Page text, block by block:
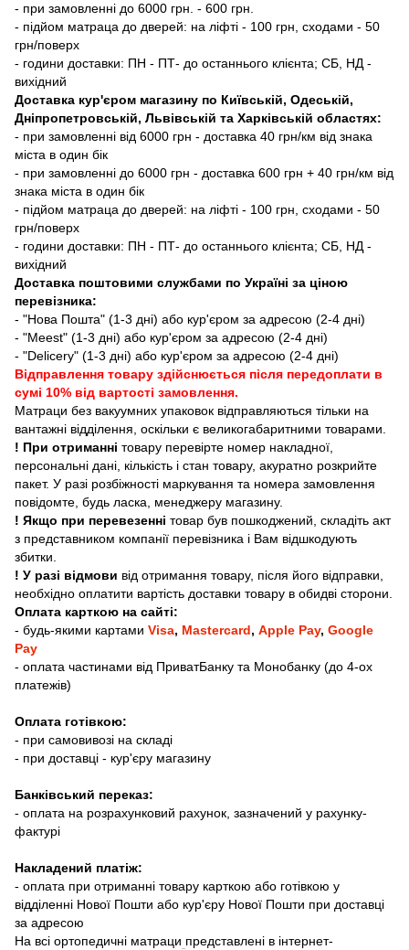
- при замовленні до 6000 грн. - 600 грн.
- підйом матраца до дверей: на ліфті - 100 грн, сходами - 50
грн/поверх
- години доставки: ПН - ПТ- до останнього клієнта; СБ, НД -
вихідний
Доставка кур'єром магазину по Київській, Одеській,
Дніпропетровській, Львівській та Харківській областях:
- при замовленні від 6000 грн - доставка 40 грн/км від знака
міста в один бік
- при замовленні до 6000 грн - доставка 600 грн + 40 грн/км від
знака міста в один бік
- підйом матраца до дверей: на ліфті - 100 грн, сходами - 50
грн/поверх
- години доставки: ПН - ПТ- до останнього клієнта; СБ, НД -
вихідний
Доставка поштовими службами по Україні за ціною
перевізника:
- "Нова Пошта" (1-3 дні) або кур'єром за адресою (2-4 дні)
- "Meest" (1-3 дні) або кур'єром за адресою (2-4 дні)
- "Delicery" (1-3 дні) або кур'єром за адресою (2-4 дні)
Відправлення товару здійснюється після передоплати в
сумі 10% від вартості замовлення.
Матраци без вакуумних упаковок відправляються тільки на
вантажні відділення, оскільки є великогабаритними товарами.
! При отриманні товару перевірте номер накладної,
персональні дані, кількість і стан товару, акуратно розкрийте
пакет. У разі розбіжності маркування та номера замовлення
повідомте, будь ласка, менеджеру магазину.
! Якщо при перевезенні товар був пошкоджений, складіть акт
з представником компанії перевізника і Вам відшкодують
збитки.
! У разі відмови від отримання товару, після його відправки,
необхідно оплатити вартість доставки товару в обидві сторони.
Оплата карткою на сайті:
- будь-якими картами Visa, Mastercard, Apple Pay, Google
Pay
- оплата частинами від ПриватБанку та Монобанку (до 4-ох
платежів)
Оплата готівкою:
- при самовивозі на складі
- при доставці - кур'єру магазину
Банківський переказ:
- оплата на розрахунковий рахунок, зазначений у рахунку-
фактурі
Накладений платіж:
- оплата при отриманні товару карткою або готівкою у
відділенні Нової Пошти або кур'єру Нової Пошти при доставці
за адресою
На всі ортопедичні матраци представлені в інтернет-